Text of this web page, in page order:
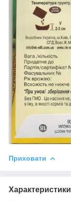
Приховати
Характеристики